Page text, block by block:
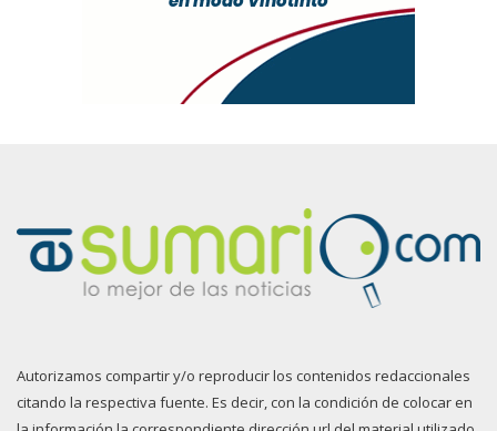
Autorizamos compartir y/o reproducir los contenidos redaccionales
citando la respectiva fuente. Es decir, con la condición de colocar en